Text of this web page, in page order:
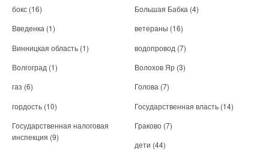
бокс (16) Большая Бабка (4)
Введенка (1) ветераны (16)
Винницкая область (1) водопровод (7)
Волгоград (1) Волохов Яр (3)
газ (6) Голова (7)
гордость (10) Государственная власть (14)
Государственная налоговая
инспекция (9)
Граково (7)
дети (44)